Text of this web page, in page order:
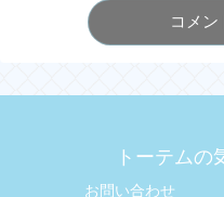
コメン
トーテムの
お問い合わせ